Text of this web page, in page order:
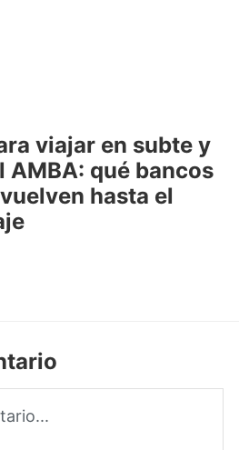
viajar en subte y
AMBA: qué bancos
hasta el